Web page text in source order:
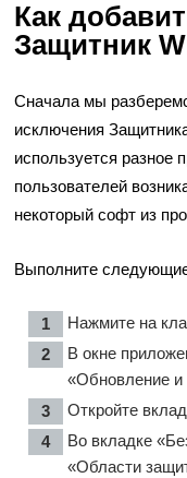
Как
Защитник
Сначала мы
исключения
используется разное
пользователей
некоторый софт из
Выполните
Нажмите на
В окне
«Обновление и
Откройте
Во вкладке
«Области